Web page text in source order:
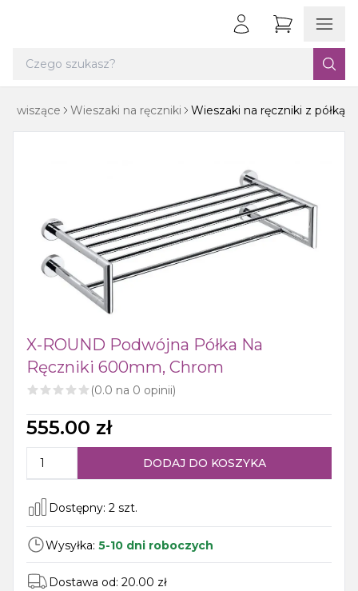
wiszące Wieszaki na ręczniki Wieszaki na ręczniki z półką
X-ROUND Podwójna Półka Na
Ręczniki 600mm, Chrom
(0.0 na 0 opinii)
555.00 zł
DODAJ DO KOSZYKA
Dostępny: 2 szt.
Wysyłka: 5-10 dni roboczych
Dostawa od: 20.00 zł